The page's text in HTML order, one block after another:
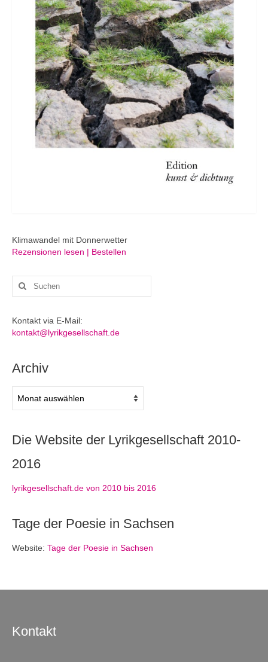
Klimawandel mit Donnerwetter
Rezensionen lesen | Bestellen
Suchen
nach:
Kontakt via E-Mail:
kontakt@lyrikgesellschaft.de
Archiv
Die Website der Lyrikgesellschaft 2010-
2016
lyrikgesellschaft.de von 2010 bis 2016
Tage der Poesie in Sachsen
Website: Tage der Poesie in Sachsen
Kontakt